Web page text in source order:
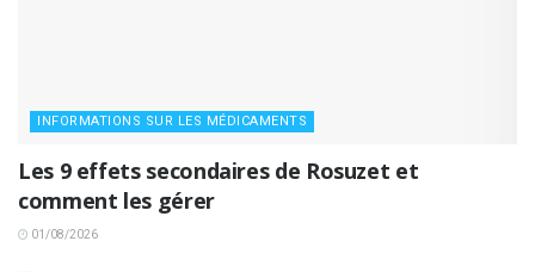
INFORMATIONS SUR LES MÉDICAMENTS
Les 9 effets secondaires de Rosuzet et
comment les gérer
01/08/2026